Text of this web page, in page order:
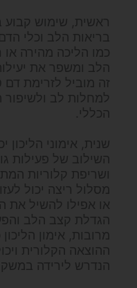
ראשית, שימוש קבוע
בריאות הלב וכלי
כמו הליכה מהירה
הלב ומשפר את
זה מוביל לזרימת
למחלות לב ולשיפור
הכללי.
שנית, אימוני הליכון
השילוב של פעילות
ושריפת קלוריות
מסלול ריצה יכול
או אפילו להשיל את
הגדלת קצב הלב
מרובות, אימון
ההוצאה הקלורית
הנדרש לירידה